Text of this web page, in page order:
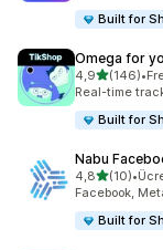
Built for
Omega for
4,95 yıldız
(146)
toplam 146•
Real-time
Built for
Nabu
4,85 yıldız
(10)
toplam 10•
Facebook,
Built for